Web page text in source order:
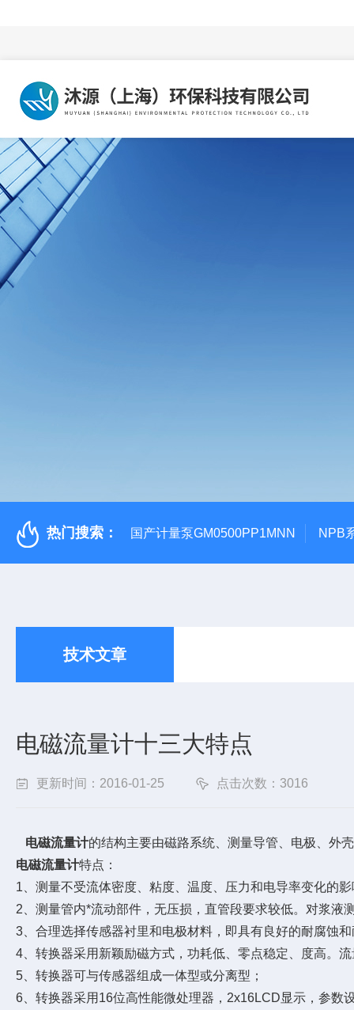
热门搜索： 国产计量泵GM0500PP1MNN NPB
技术文章
电磁流量计十三大特点
更新时间：2016-01-25 点击次数：3016
电磁流量计的结构主要由磁路系统、测量导管、电极、外
电磁流量计特点：
1、测量不受流体密度、粘度、温度、压力和电导率变化的
2、测量管内*流动部件，无压损，直管段要求较低。对浆液
3、合理选择传感器衬里和电极材料，即具有良好的耐腐蚀
4、转换器采用新颖励磁方式，功耗低、零点稳定、度高。
5、转换器可与传感器组成一体型或分离型；
6、转换器采用16位高性能微处理器，2x16LCD显示，参数